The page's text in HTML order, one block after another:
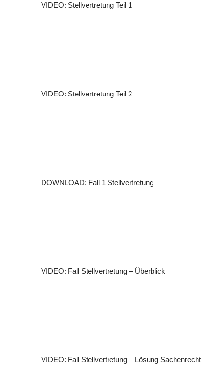
VIDEO: Stellvertretung Teil 1
VIDEO: Stellvertretung Teil 2
DOWNLOAD: Fall 1 Stellvertretung
VIDEO: Fall Stellvertretung – Überblick
VIDEO: Fall Stellvertretung – Lösung Sachenrecht